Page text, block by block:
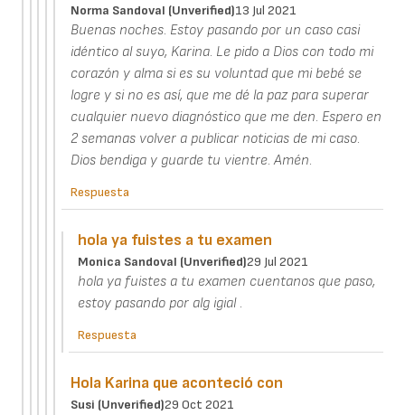
Norma Sandoval (unverified)13 Jul 2021
Buenas noches. Estoy pasando por un caso casi
idéntico al suyo, Karina. Le pido a Dios con todo mi
corazón y alma si es su voluntad que mi bebé se
logre y si no es así, que me dé la paz para superar
cualquier nuevo diagnóstico que me den. Espero en
2 semanas volver a publicar noticias de mi caso.
Dios bendiga y guarde tu vientre. Amén.
Respuesta
hola ya fuistes a tu examen
Monica Sandoval (unverified)29 Jul 2021
hola ya fuistes a tu examen cuentanos que paso,
estoy pasando por alg igial .
Respuesta
Hola Karina que aconteció con
Susi (unverified)29 Oct 2021